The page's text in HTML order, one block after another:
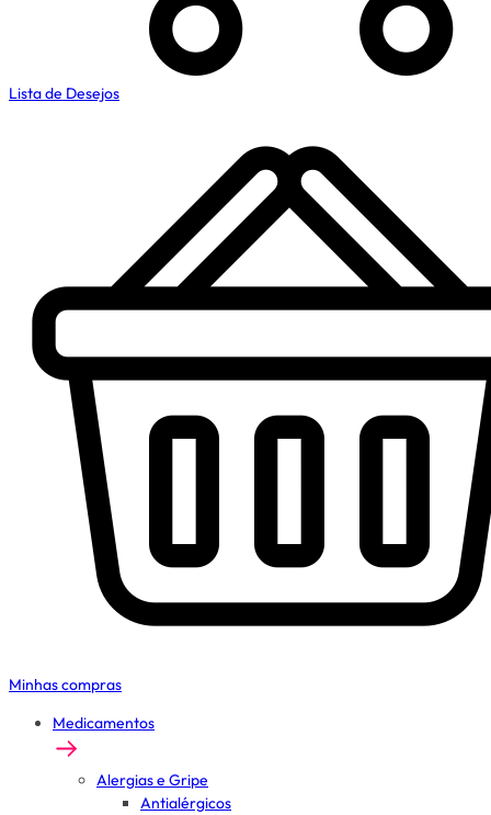
Lista de Desejos
Minhas compras
Medicamentos
Alergias e Gripe
Antialérgicos